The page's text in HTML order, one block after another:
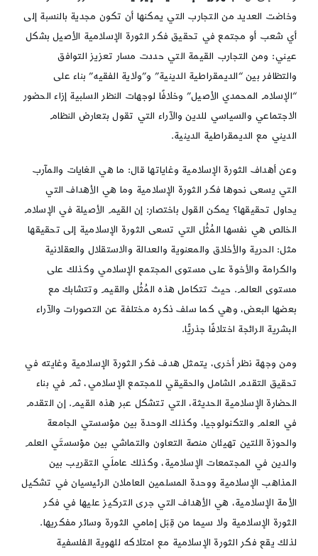
وخاضت العديد من التجارب التي يمكنها أن تكون مجدية بالنسبة إلى
أي شعب أو مجتمع في تحقيق فكر الثورة الإسلامية الأصيل بشكل
عيني: ومن التجارب القيمة التي حددت مسار تعزيز التوافق
والتظافر بين “الديمقراطية الدينية” و”ولاية الفقيه” بناء على
“الإسلام المحمدي الأصيل” وخلافًا لوجهات النظر السلبية إزاء الحضور
الاجتماعي والسياسي للدين والآراء التي تقول بتعارض النظام
الديني مع الديمقراطية الدينية.
وعن أهداف الثورة الإسلامية وغاياتها قال: ما هي الغايات والمآرب
التي يسعى نحوها فكر الثورة الإسلامية وما هي الأهداف التي
يحاول تحقيقها؟ يمكن القول باختصار: إن القيم الأصيلة في الإسلام
الخالص هي نفسها المُثُل التي تسعى الثورة الإسلامية إلى تحقيقها
مثل: الحرية والأخلاق والمعنوية والعدالة والاستقلال والعقلانية
والكرامة والأخوة على مستوى المجتمع الإسلامي وكذلك على
مستوى العالم. حيث تتكامل هذه المُثُل والقيم وتتشابك مع
بعضها البعض، وهي كما سلف ذكره مختلفة عن التصورات والآراء
البشرية الرائجة اختلافًا جذريًّا.
ومن وجهة نظر أخرى، يتمثل هدف فكر الثورة الإسلامية وغايته في
تحقيق التقدم الشامل والحقيقي للمجتمع الإسلامي، ثم في بناء
الحضارة الإسلامية الحديثة، التي تتشكل عبر هذه القيم. إن التقدم
في العلم والتكنولوجيا، وكذلك الوحدة بين مؤسستي الجامعة
والحوزة اللتين تهيئان منصة التعاون والتماشي بين مؤسستَي العلم
والدين في المجتمعات الإسلامية، وكذلك عاملَي التقريب بين
المذاهب الإسلامية ووحدة المسلمين العاملان الرئيسيان في تشكيل
الأمة الإسلامية، هي الأهداف التي جرى التركيز عليها في فكر
الثورة الإسلامية ولا سيما من قِبَل إمامي الثورة وسائر مفكريها.
لذلك يقع فكر الثورة الإسلامية مع امتلاكه للهوية الفلسفية